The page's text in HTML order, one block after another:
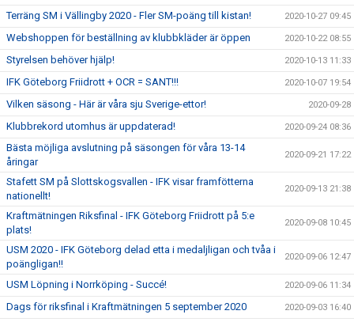
Terräng SM i Vällingby 2020 - Fler SM-poäng till kistan! 2020-10-27 09:45
Webshoppen för beställning av klubbkläder är öppen 2020-10-22 08:55
Styrelsen behöver hjälp! 2020-10-13 11:33
IFK Göteborg Friidrott + OCR = SANT!!! 2020-10-07 19:54
Vilken säsong - Här är våra sju Sverige-ettor! 2020-09-28
Klubbrekord utomhus är uppdaterad! 2020-09-24 08:36
Bästa möjliga avslutning på säsongen för våra 13-14
åringar
2020-09-21 17:22
Stafett SM på Slottskogsvallen - IFK visar framfötterna
nationellt!
2020-09-13 21:38
Kraftmätningen Riksfinal - IFK Göteborg Friidrott på 5:e
plats!
2020-09-08 10:45
USM 2020 - IFK Göteborg delad etta i medaljligan och tvåa i
poängligan!!
2020-09-06 12:47
USM Löpning i Norrköping - Succé! 2020-09-06 11:34
Dags för riksfinal i Kraftmätningen 5 september 2020 2020-09-03 16:40